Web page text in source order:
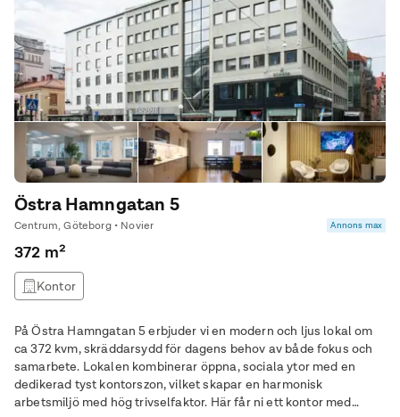
Östra Hamngatan 5
Centrum, Göteborg • Novier Annons max
372 m²
Kontor
På Östra Hamngatan 5 erbjuder vi en modern och ljus lokal om
ca 372 kvm, skräddarsydd för dagens behov av både fokus och
samarbete. Lokalen kombinerar öppna, sociala ytor med en
dedikerad tyst kontorszon, vilket skapar en harmonisk
arbetsmiljö med hög trivselfaktor. Här får ni ett kontor med